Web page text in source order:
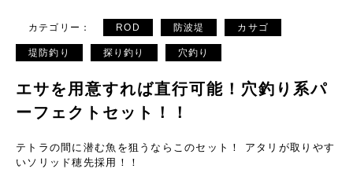
カテゴリー： ROD 防波堤 カサゴ
堤防釣り 探り釣り 穴釣り
エサを用意すれば直行可能！穴釣り系パ
ーフェクトセット！！
テトラの間に潜む魚を狙うならこのセット！ アタリが取りやす
いソリッド穂先採用！！